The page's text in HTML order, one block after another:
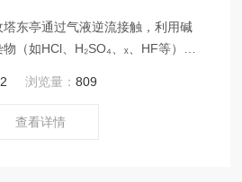
东亭通过气液逆流接触，利用碱
（如HCl、H₂SO₄、ₓ、HF等），
浏览量：809
查看详情